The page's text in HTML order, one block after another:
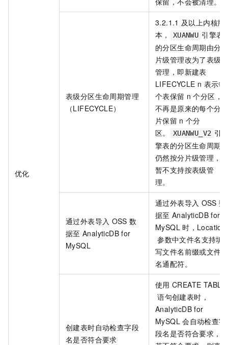
优化
表级分区生命周期管理
（LIFECYCLE）
3.2.1.1 及以上内核版
本，
XUANWU 引擎表
的分区生命周期由分
片级管理改为了表级
管理，即新建表
LIFECYCLE n 表示每
个表保留 n 个分区，
不再是原来的每个分
片保留 n 个分
区。
XUANWU_V2 引
擎表的分区生命周期
仍然按分片级管理，
暂不支持按表级管
理。
通过外表导入 OSS 数
据至 AnalyticDB for
MySQL
通过外表导入 OSS 数
据至 AnalyticDB for
MySQL 时，Location
参数中文件名支持填
写文件名前缀或文件
名通配符。
创建表时自动检查字段
名是否符合要求
使用 CREATE TABLE
语句创建表时，
AnalyticDB for
MySQL 会自动检查字
段名是否符合要求，